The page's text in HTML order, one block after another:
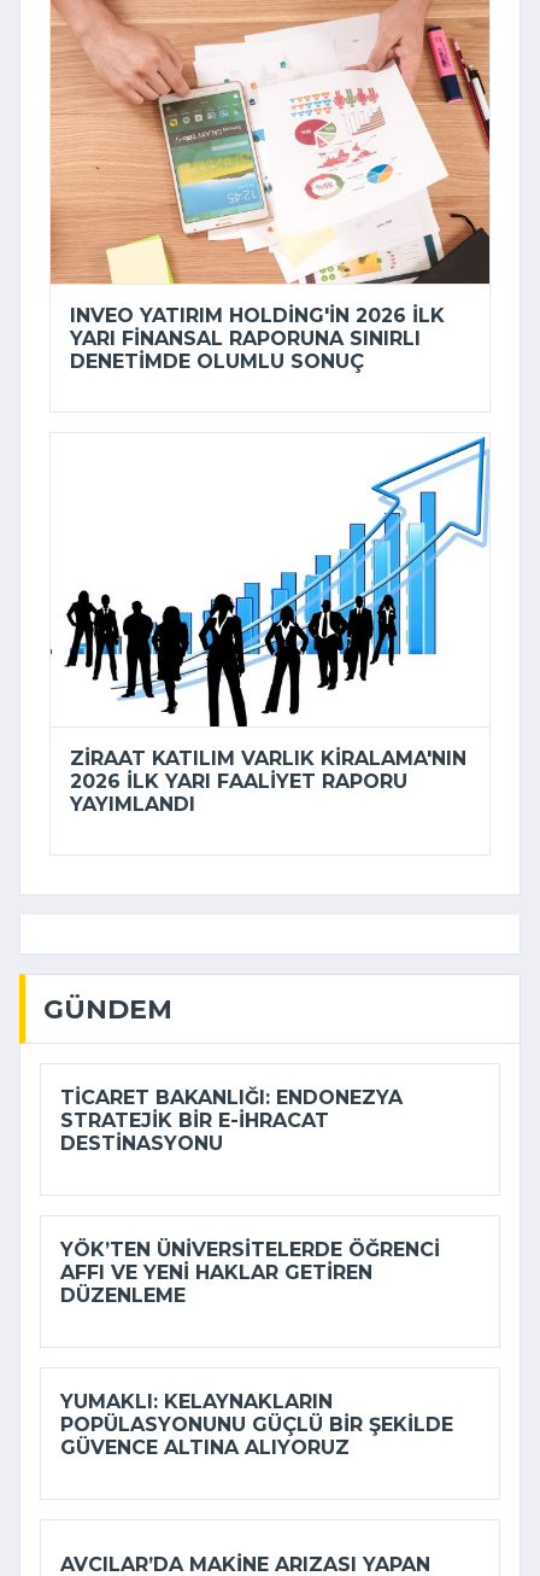
INVEO YATIRIM HOLDING'IN 2026 ILK
YARI FINANSAL RAPORUNA SINIRLI
DENETIMDE OLUMLU SONUÇ
ZIRAAT KATILIM VARLIK KIRALAMA'NIN
2026 ILK YARI FAALIYET RAPORU
YAYIMLANDI
GÜNDEM
TICARET BAKANLIĞI: ENDONEZYA
STRATEJIK BIR E-İHRACAT
DESTINASYONU
YÖK’TEN ÜNIVERSITELERDE ÖĞRENCI
AFFI VE YENI HAKLAR GETIREN
DÜZENLEME
YUMAKLI: KELAYNAKLARIN
POPÜLASYONUNU GÜÇLÜ BIR ŞEKILDE
GÜVENCE ALTINA ALIYORUZ
AVCILAR’DA MAKINE ARIZASI YAPAN